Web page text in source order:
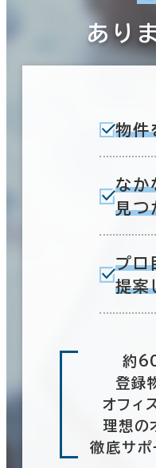
あり
物件
なか
見つ
プロ
提案
約
登録
オフィ
理想の
徹底サポ